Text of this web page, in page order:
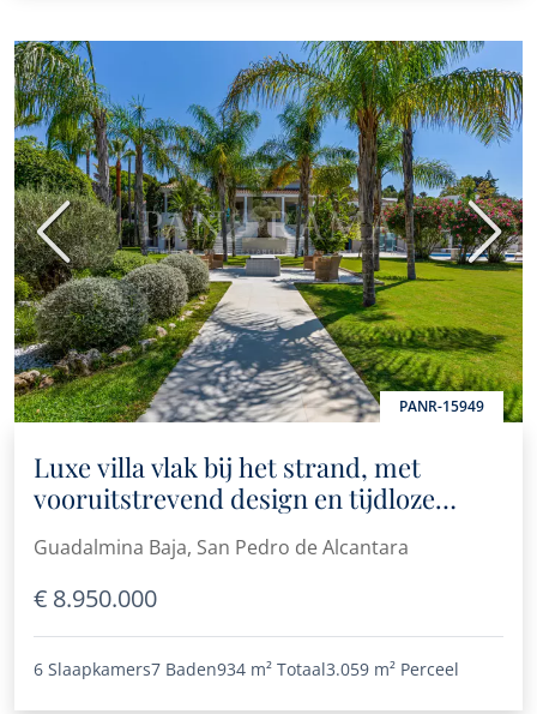
PANR-15949
Vorige
Luxe villa vlak bij het strand, met
vooruitstrevend design en tijdloze
Guadalmina Baja, San Pedro de Alcantara
€ 8.950.000
6 Slaapkamers7 Baden934 m² Totaal3.059 m² Perceel